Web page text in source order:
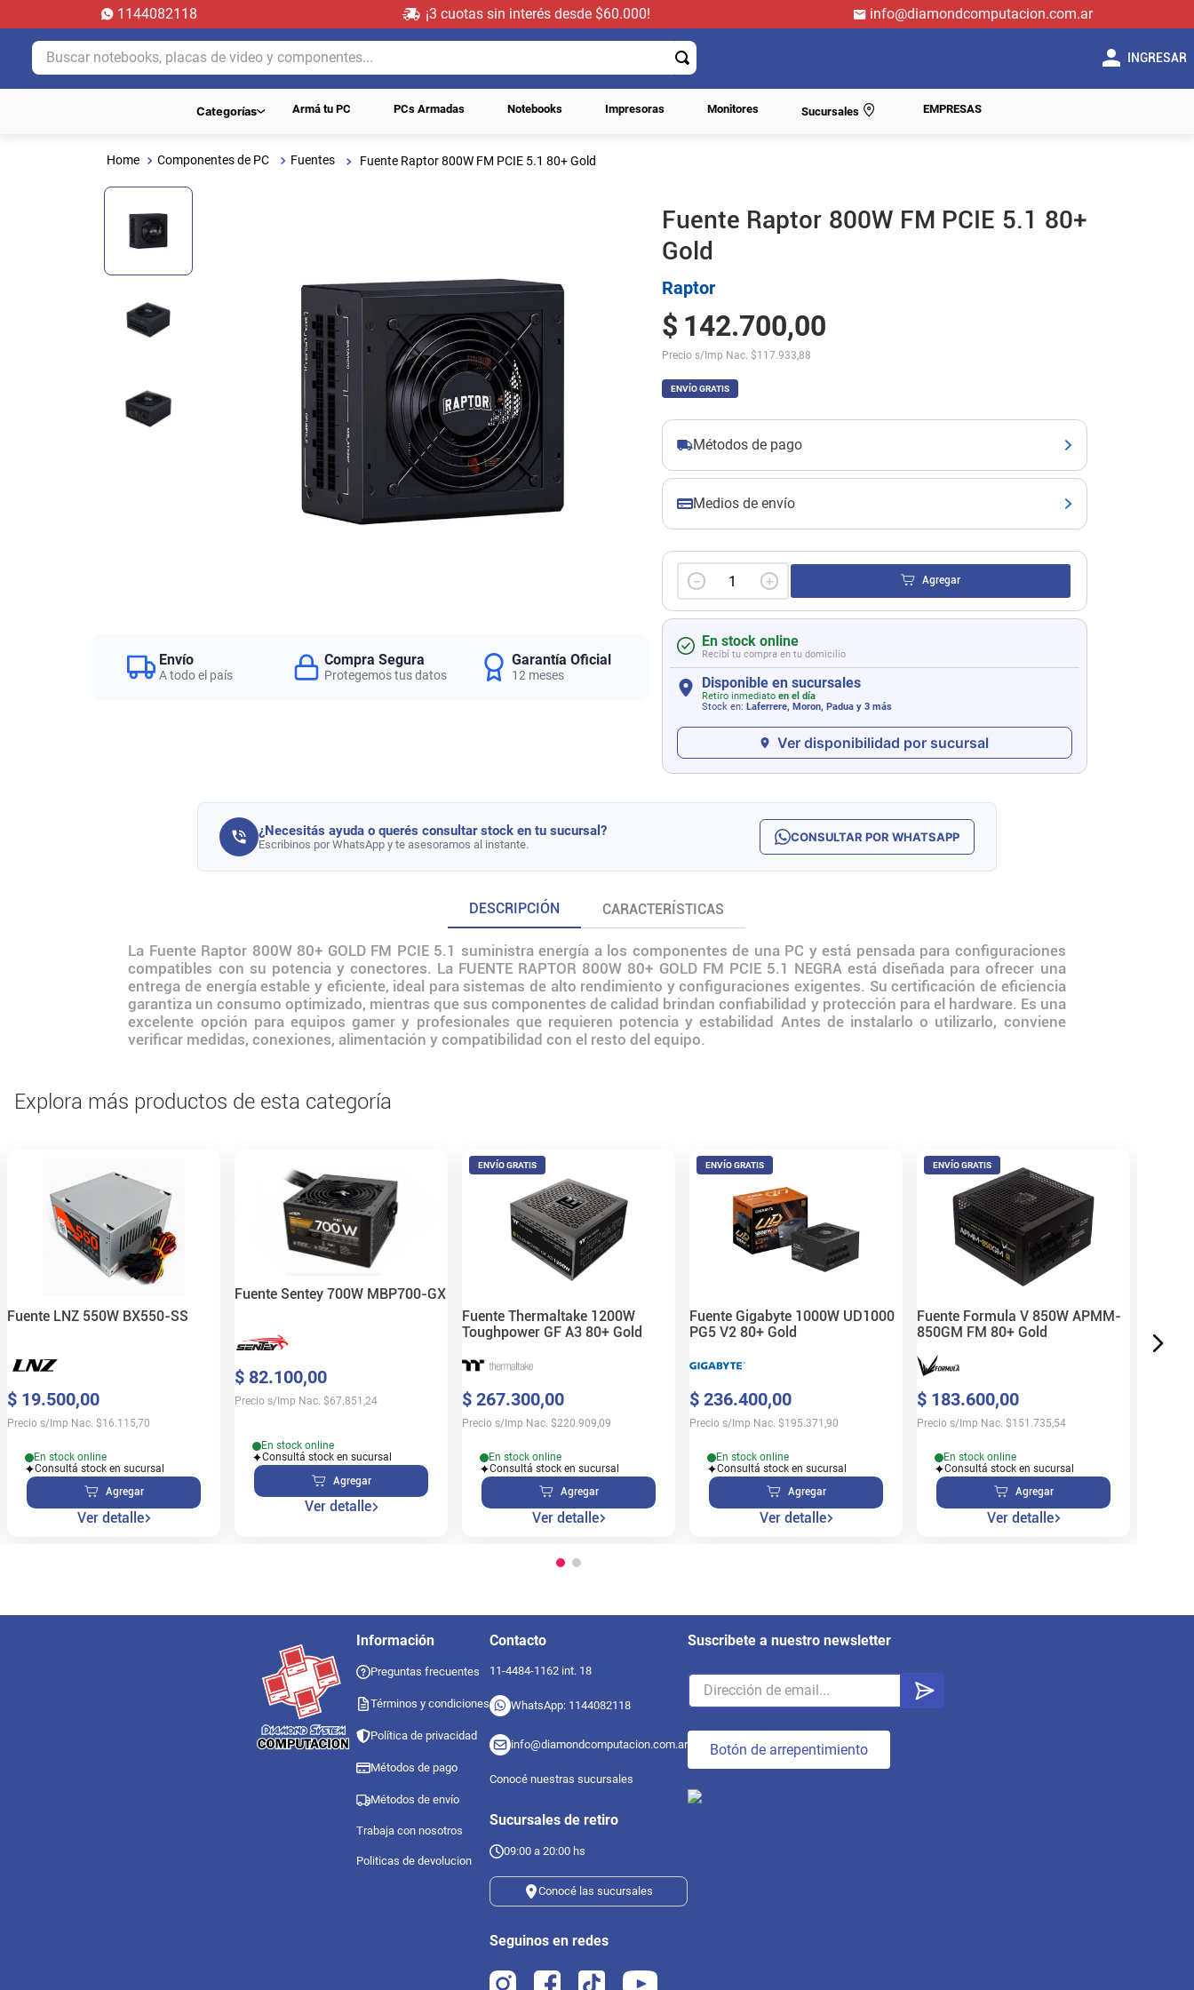
1144082118 ¡3 cuotas sin interés desde $60.000!
info@diamondcomputacion.com.ar
Buscar notebooks, placas de video y componentes...
INGRESAR
Categorías Armá tu PC PCs Armadas Notebooks Impresoras Monitores Sucursales EMPRESAS
Componentes de PC Fuentes Fuente Raptor 800W FM PCIE 5.1 80+ Gold
Envío
A todo el país
Compra Segura
Protegemos tus datos
Garantía Oficial
12 meses
Fuente Raptor 800W FM PCIE 5.1 80+
Gold
Raptor
$ 142.700,00
Precio s/Imp Nac. $117.933,88
ENVÍO GRATIS
Métodos de pago
Medios de envío
＋
－ Agregar
En stock online
Recibí tu compra en tu domicilio
Disponible en sucursales
Retiro inmediato en el día
Stock en: Laferrere, Moron, Paduay 3 más
Ver disponibilidad por sucursal
¿Necesitás ayuda o querés consultar stock en tu sucursal?
Escribinos por WhatsApp y te asesoramos al instante. CONSULTAR POR WHATSAPP
DESCRIPCIÓN CARACTERÍSTICAS
La Fuente Raptor 800W 80+ GOLD FM PCIE 5.1 suministra energía a los componentes de una PC y está pensada para configuraciones
compatibles con su potencia y conectores. La FUENTE RAPTOR 800W 80+ GOLD FM PCIE 5.1 NEGRA está diseñada para ofrecer una
entrega de energía estable y eficiente, ideal para sistemas de alto rendimiento y configuraciones exigentes. Su certificación de eficiencia
garantiza un consumo optimizado, mientras que sus componentes de calidad brindan confiabilidad y protección para el hardware. Es una
excelente opción para equipos gamer y profesionales que requieren potencia y estabilidad Antes de instalarlo o utilizarlo, conviene
verificar medidas, conexiones, alimentación y compatibilidad con el resto del equipo.
Explora más productos de esta categoría
Fuente LNZ 550W BX550-SS
$ 19.500,00
Precio s/Imp Nac. $16.115,70
En stock online
Consultá stock en sucursal
Agregar
Ver detalle
Fuente Sentey 700W MBP700-GX
$ 82.100,00
Precio s/Imp Nac. $67.851,24
En stock online
Consultá stock en sucursal
Agregar
Ver detalle
ENVÍO GRATIS
Fuente Thermaltake 1200W
Toughpower GF A3 80+ Gold
$ 267.300,00
Precio s/Imp Nac. $220.909,09
En stock online
Consultá stock en sucursal
Agregar
Ver detalle
ENVÍO GRATIS
Fuente Gigabyte 1000W UD1000
PG5 V2 80+ Gold
$ 236.400,00
Precio s/Imp Nac. $195.371,90
En stock online
Consultá stock en sucursal
Agregar
Ver detalle
ENVÍO GRATIS
Fuente Formula V 850W APMM-
850GM FM 80+ Gold
$ 183.600,00
Precio s/Imp Nac. $151.735,54
En stock online
Consultá stock en sucursal
Agregar
Ver detalle
Información
Preguntas frecuentes
Términos y condiciones
Política de privacidad
Métodos de pago
Métodos de envío
Trabaja con nosotros
Politicas de devolucion
Contacto
11-4484-1162 int. 18
WhatsApp: 1144082118
info@diamondcomputacion.com.ar
Conocé nuestras sucursales
Sucursales de retiro
09:00 a 20:00 hs
Conocé las sucursales
Seguinos en redes
Suscribete a nuestro newsletter
Botón de arrepentimiento